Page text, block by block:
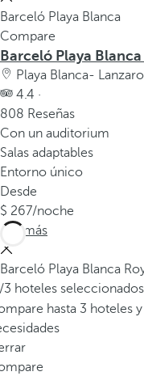
l
a
v
e
n
t
a
n
a
e
m
e
g
e
Barceló Playa Blanca
Compare
Barceló Playa
Playa Blanca-
4.4 ·
808 Reseñas
Con un auditorium
Salas adaptables
Entorno único
Desde
267/noche
Ver más
Barceló Playa Blanca
/3 hoteles
hasta 3 hoteles